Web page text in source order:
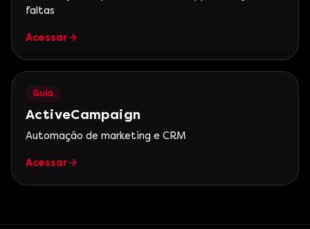
faltas
Acessar
Guia
ActiveCampaign
Automação de marketing e CRM
Acessar